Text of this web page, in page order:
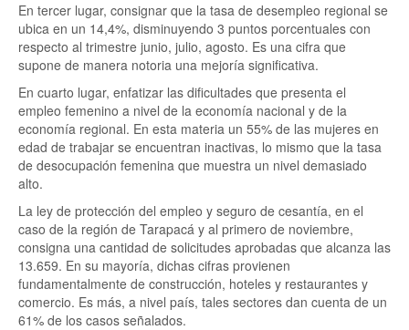
En tercer lugar, consignar que la tasa de desempleo regional se
ubica en un 14,4%, disminuyendo 3 puntos porcentuales con
respecto al trimestre junio, julio, agosto. Es una cifra que
supone de manera notoria una mejoría significativa.
En cuarto lugar, enfatizar las dificultades que presenta el
empleo femenino a nivel de la economía nacional y de la
economía regional. En esta materia un 55% de las mujeres en
edad de trabajar se encuentran inactivas, lo mismo que la tasa
de desocupación femenina que muestra un nivel demasiado
alto.
La ley de protección del empleo y seguro de cesantía, en el
caso de la región de Tarapacá y al primero de noviembre,
consigna una cantidad de solicitudes aprobadas que alcanza las
13.659. En su mayoría, dichas cifras provienen
fundamentalmente de construcción, hoteles y restaurantes y
comercio. Es más, a nivel país, tales sectores dan cuenta de un
61% de los casos señalados.